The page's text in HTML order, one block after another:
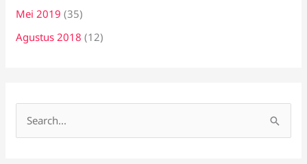
Mei 2019 (35)
Agustus 2018 (12)